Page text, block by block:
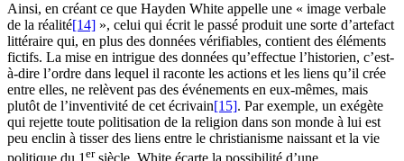
Ainsi, en créant ce que Hayden White appelle une « image verbale
de la réalité[14] », celui qui écrit le passé produit une sorte d’artefact
littéraire qui, en plus des données vérifiables, contient des éléments
fictifs. La mise en intrigue des données qu’effectue l’historien, c’est-
à-dire l’ordre dans lequel il raconte les actions et les liens qu’il crée
entre elles, ne relèvent pas des événements en eux-mêmes, mais
plutôt de l’inventivité de cet écrivain[15]. Par exemple, un exégète
qui rejette toute politisation de la religion dans son monde à lui est
peu enclin à tisser des liens entre le christianisme naissant et la vie
er